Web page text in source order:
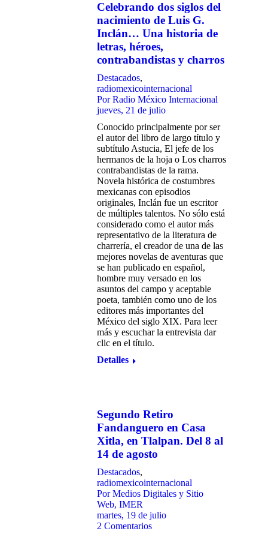
Celebrando dos siglos del
nacimiento de Luis G.
Inclán… Una historia de
letras, héroes,
contrabandistas y charros
Destacados,
radiomexicointernacional
PorRadio México Internacional
jueves, 21 de julio
Conocido principalmente por ser
el autor del libro de largo título y
subtítulo Astucia, El jefe de los
hermanos de la hoja o Los charros
contrabandistas de la rama.
Novela histórica de costumbres
mexicanas con episodios
originales, Inclán fue un escritor
de múltiples talentos. No sólo está
considerado como el autor más
representativo de la literatura de
charrería, el creador de una de las
mejores novelas de aventuras que
se han publicado en español,
hombre muy versado en los
asuntos del campo y aceptable
poeta, también como uno de los
editores más importantes del
México del siglo XIX. Para leer
más y escuchar la entrevista dar
clic en el título.
Detalles
Segundo Retiro
Fandanguero en Casa
Xitla, en Tlalpan. Del 8 al
14 de agosto
Destacados,
radiomexicointernacional
PorMedios Digitales y Sitio
Web, IMER
martes, 19 de julio
2 Comentarios